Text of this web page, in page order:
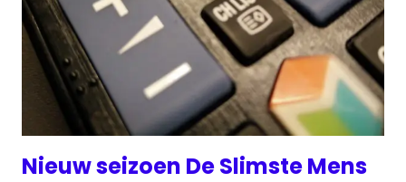
Nieuw seizoen De Slimste Mens